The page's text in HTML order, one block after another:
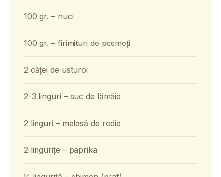
100 gr. – nuci
100 gr. – firimituri de pesmeți
2 căței de usturoi
2-3 linguri – suc de lămâie
2 linguri – melasă de rodie
2 lingurițe – paprika